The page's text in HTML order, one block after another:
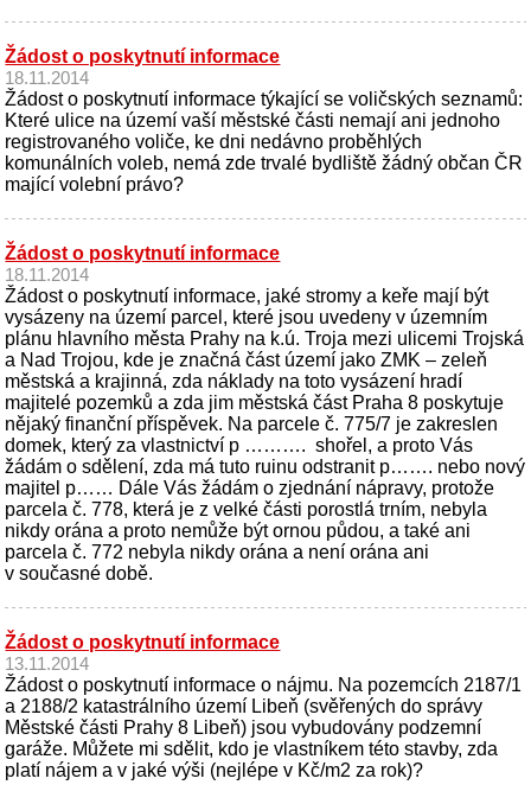
Žádost o poskytnutí informace
18.11.2014
Žádost o poskytnutí informace týkající se voličských seznamů:
Které ulice na území vaší městské části nemají ani jednoho
registrovaného voliče, ke dni nedávno proběhlých
komunálních voleb, nemá zde trvalé bydliště žádný občan ČR
mající volební právo?
Žádost o poskytnutí informace
18.11.2014
Žádost o poskytnutí informace, jaké stromy a keře mají být
vysázeny na území parcel, které jsou uvedeny v územním
plánu hlavního města Prahy na k.ú. Troja mezi ulicemi Trojská
a Nad Trojou, kde je značná část území jako ZMK – zeleň
městská a krajinná, zda náklady na toto vysázení hradí
majitelé pozemků a zda jim městská část Praha 8 poskytuje
nějaký finanční příspěvek. Na parcele č. 775/7 je zakreslen
domek, který za vlastnictví p ………. shořel, a proto Vás
žádám o sdělení, zda má tuto ruinu odstranit p……. nebo nový
majitel p…… Dále Vás žádám o zjednání nápravy, protože
parcela č. 778, která je z velké části porostlá trním, nebyla
nikdy orána a proto nemůže být ornou půdou, a také ani
parcela č. 772 nebyla nikdy orána a není orána ani
v současné době.
Žádost o poskytnutí informace
13.11.2014
Žádost o poskytnutí informace o nájmu. Na pozemcích 2187/1
a 2188/2 katastrálního území Libeň (svěřených do správy
Městské části Prahy 8 Libeň) jsou vybudovány podzemní
garáže. Můžete mi sdělit, kdo je vlastníkem této stavby, zda
platí nájem a v jaké výši (nejlépe v Kč/m2 za rok)?